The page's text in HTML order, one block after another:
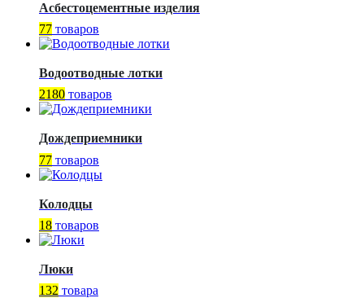
Асбестоцементные изделия
77 товаров
Водоотводные лотки
2180 товаров
Дождеприемники
77 товаров
Колодцы
18 товаров
Люки
132 товара